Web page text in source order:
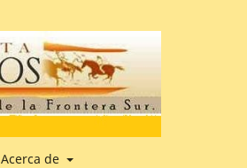
Acerca de